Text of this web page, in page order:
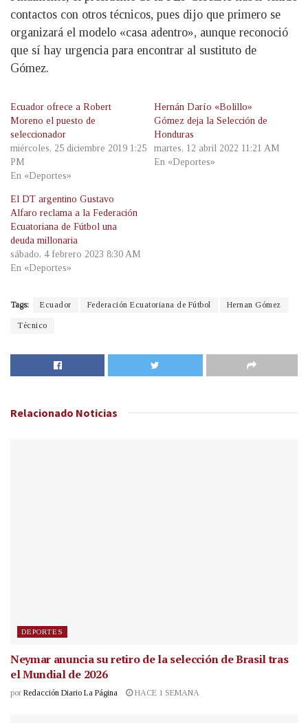
contactos con otros técnicos, pues dijo que primero se
organizará el modelo «casa adentro», aunque reconoció
que sí hay urgencia para encontrar al sustituto de
Gómez.
Ecuador ofrece a Robert
Moreno el puesto de
seleccionador
miércoles, 25 diciembre 2019 1:25
PM
En «Deportes»
Hernán Darío «Bolillo»
Gómez deja la Selección de
Honduras
martes, 12 abril 2022 11:21 AM
En «Deportes»
El DT argentino Gustavo
Alfaro reclama a la Federación
Ecuatoriana de Fútbol una
deuda millonaria
sábado, 4 febrero 2023 8:30 AM
En «Deportes»
Tags: Ecuador Federación Ecuatoriana de Fútbol Hernan Gómez
Técnico
Relacionado Noticias
DEPORTES
Neymar anuncia su retiro de la selección de Brasil tras
el Mundial de 2026
por Redacción Diario La Página HACE 1 SEMANA